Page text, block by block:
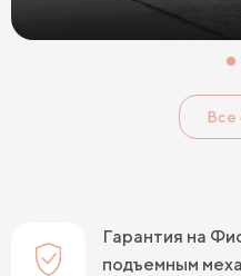
Кровати с мягким
Кровати белого цвета
Все
Гарантия на Фиолетовые кровати с
подъемным